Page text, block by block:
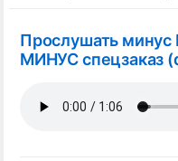
Прослушать
МИНУС спецзаказ